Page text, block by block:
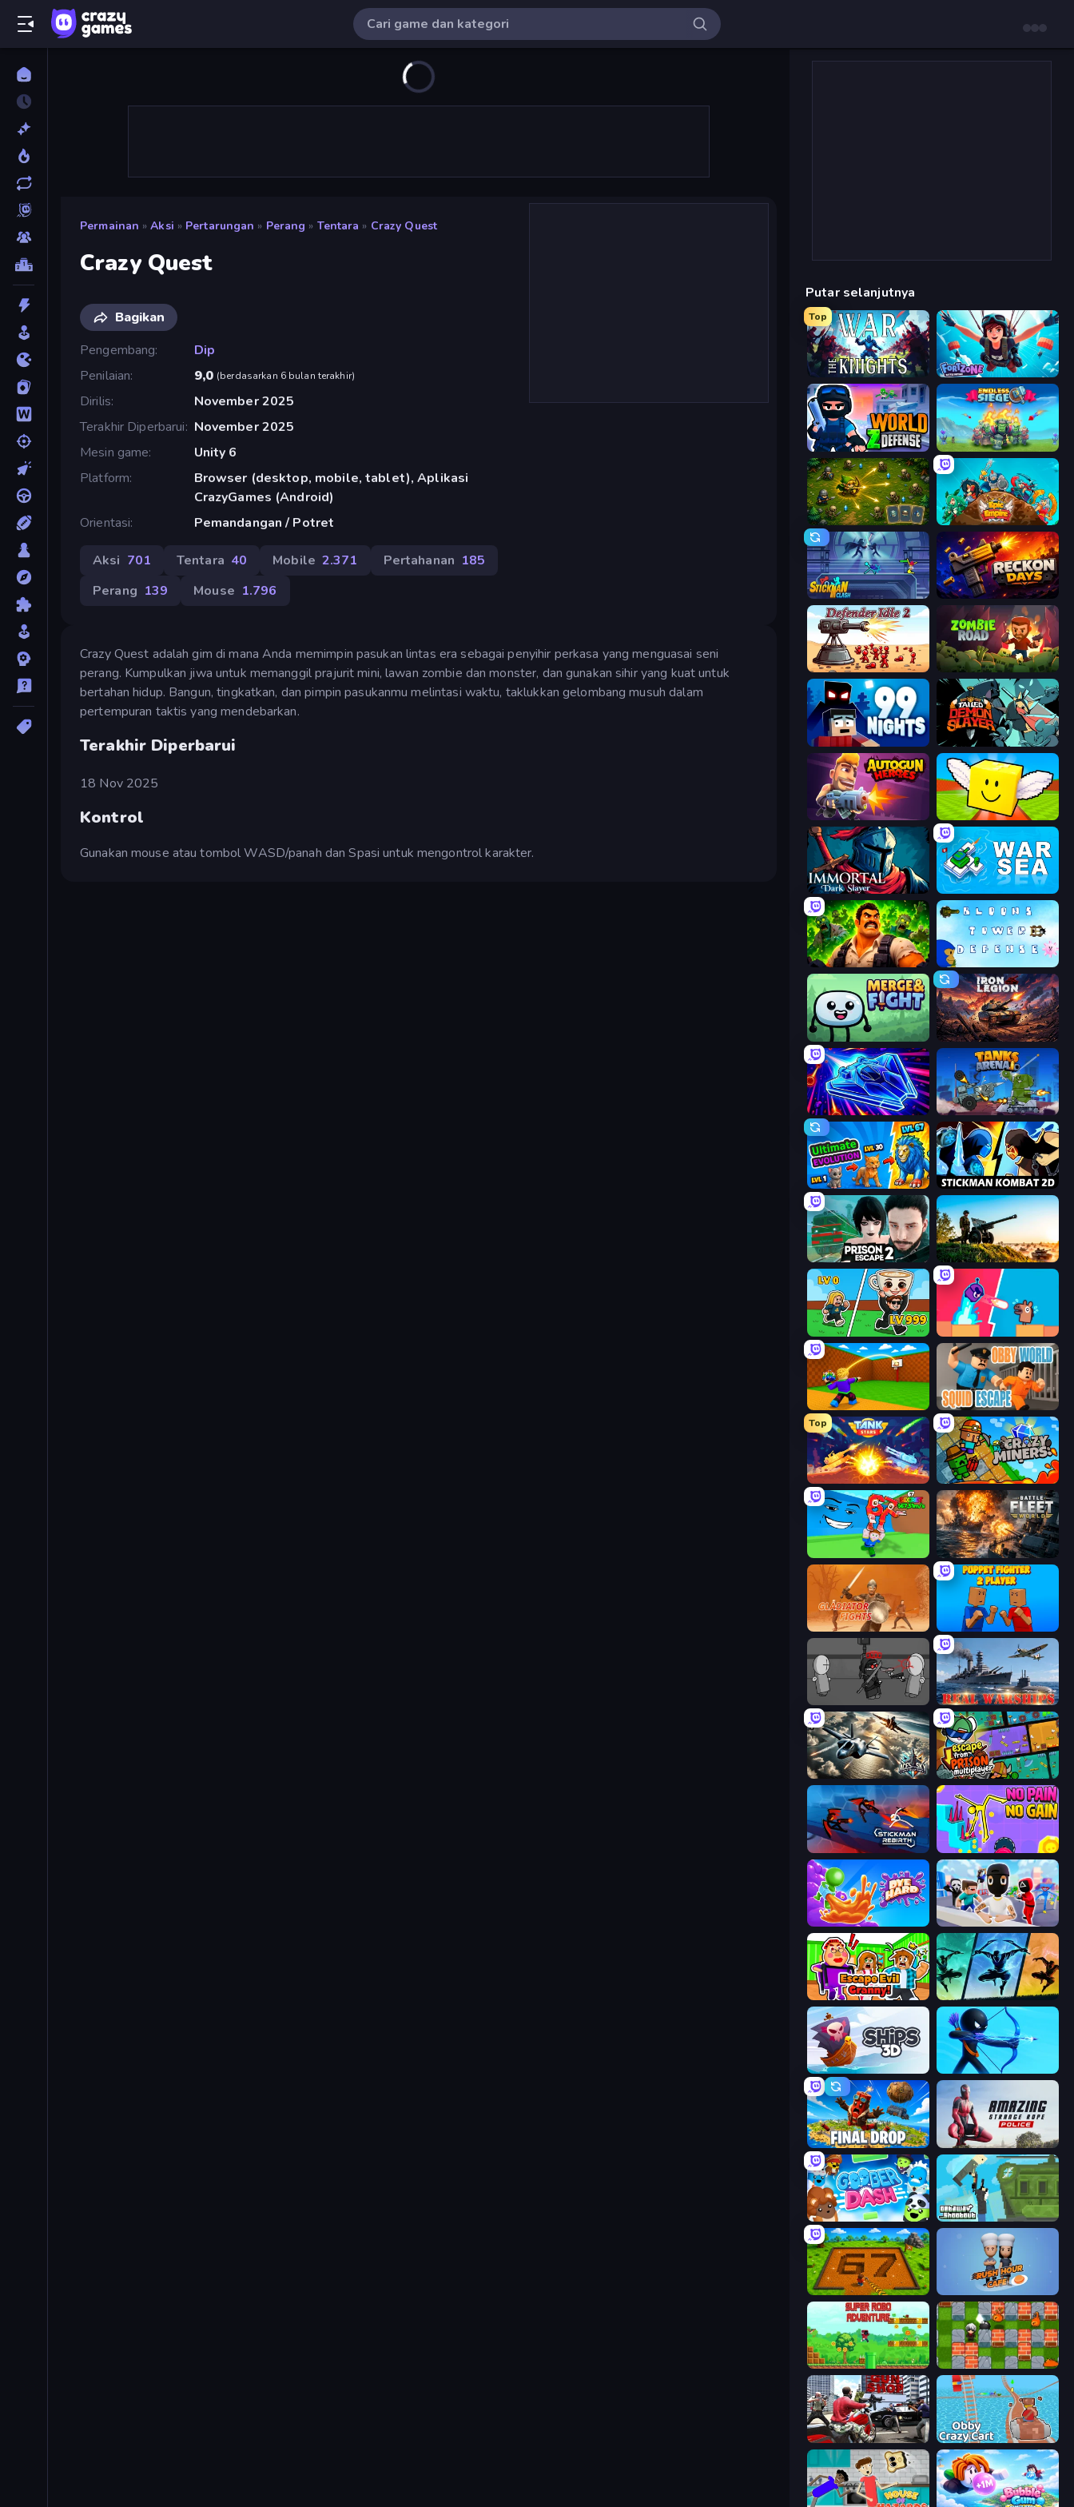
Permainan » Aksi » Pertarungan » Perang » Tentara » Crazy Quest
Crazy Quest
Bagikan
Pengembang
Dip
Penilaian
9,0 (berdasarkan 6 bulan terakhir)
Dirilis
November 2025
Terakhir Diperbarui
November 2025
Mesin game
Unity 6
Platform
Browser (desktop, mobile, tablet), Aplikasi
CrazyGames (Android)
Orientasi
Pemandangan / Potret
Aksi 701 Tentara 40 Mobile 2.371 Pertahanan 185
Perang 139 Mouse 1.796
Crazy Quest adalah gim di mana Anda memimpin pasukan lintas era sebagai penyihir perkasa yang menguasai seni
perang. Kumpulkan jiwa untuk memanggil prajurit mini, lawan zombie dan monster, dan gunakan sihir yang kuat untuk
bertahan hidup. Bangun, tingkatkan, dan pimpin pasukanmu melintasi waktu, taklukkan gelombang musuh dalam
pertempuran taktis yang mendebarkan.
Terakhir Diperbarui
18 Nov 2025
Kontrol
Gunakan mouse atau tombol WASD/panah dan Spasi untuk mengontrol karakter.
Putar selanjutnya
Top
War the Knights Fortzone Battle Royale
World Z Defense - Zombie Defense Endless Siege
Tiny Ranger Epic Empire: Tower Defense
Stickman Clash Reckon Days
Defender Idle 2 Zombie Road
99 Nights (Bloxd.io) Tailed Demon Slayer
Autogun Heroes Lucky Brainrot Blocks Online
Immortal: Dark Slayer War Sea
Zombie Lab Escape
Merge & Fight Iron Legion
Stellar Swarm Tanks Arena io: Craft & Combat
Ultimate Evolution Stickman Kombat 2D
Prison Escape 2 Artillery Vs Tanks
Brainrot Arena Online Boom Slingers ReBoom
Throw a Lucky Block
Top
Tank Stars Crazy Miners
Battle Fleet World
Gladiator Fights Puppet Fighter 2 Player
Madness Project Nexus Real Warships
Aces of the Sky: Epic Dogfights Escape From Prison Multiplayer
Stickman Rebirth No Pain No Gain - Ragdoll Sandbox
Dye Hard
Escape Evil Granny! Shadow Ninja Revenge
Ships 3D Archers Random
Final Drop Amazing Strange Rope Police
Goober Dash Getaway Shootout
Obby: Dig Brainrots Rush Hour Cafe
Super Robo - Adventure Bomber Friends
Grand Action Simulator: New York Obby: Crazy Cart